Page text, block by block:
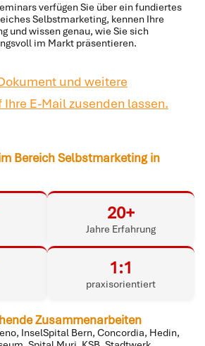
verfügen Sie über ein fundiertes
Selbstmarketing, kennen Ihre
und wissen genau, wie Sie sich
im Markt präsentieren.
und weitere
E-Mail zusenden lassen.
Bereich Selbstmarketing in
20+
Jahre Erfahrung
1:1
praxisorientiert
Zusammenarbeiten
InselSpital Bern, Concordia, Hedin,